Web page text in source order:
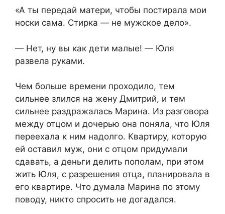
«А ты передай матери, чтобы постирала мои
носки сама. Стирка — не мужское дело».
— Нет, ну вы как дети малые! — Юля
развела руками.
Чем больше времени проходило, тем
сильнее злился на жену Дмитрий, и тем
сильнее раздражалась Марина. Из разговора
между отцом и дочерью она поняла, что Юля
переехала к ним надолго. Квартиру, которую
ей оставил муж, они с отцом придумали
сдавать, а деньги делить пополам, при этом
жить Юля, с разрешения отца, планировала в
его квартире. Что думала Марина по этому
поводу, никто спросить не догадался.